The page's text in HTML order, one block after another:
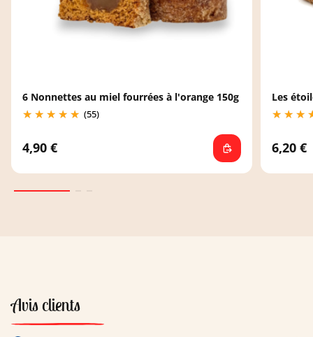
6 Nonnettes au miel fourrées à l'orange 150g
(55)
4,90 €
Les
6,20 €
Avis clients